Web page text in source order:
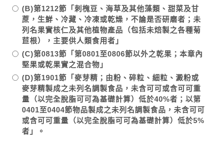
(B)第1212節「刺槐豆、海草及其他藻類、甜菜及甘
蔗，生鮮、冷藏、冷凍或乾燥，不論是否研磨者；未
列名果實核仁及其他植物產品（包括未焙製之各種菊
苣根），主要供人類食用者」
(C)第0813節「第0801至0806節以外之乾果；本章內
堅果或乾果實之混合物」
(D)第1901節「麥芽精；由粉、碎粒、細粒、澱粉或
麥芽精製成之未列名調製食品，未含可可或含可可重
量（以完全脫脂可可為基礎計算）低於40%者；以第
0401至0404節物品製成之未列名調製食品，未含可可
或含可可重量（以完全脫脂可可為基礎計算）低於5%
者」。